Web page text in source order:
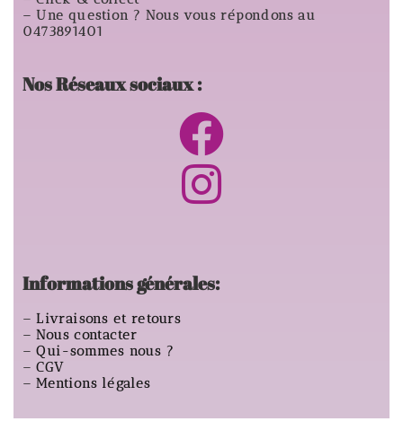
– Une question ? Nous vous répondons au
0473891401
Nos Réseaux sociaux :
Informations générales:
–Livraisons et retours
–Nous contacter
–Qui-sommes nous ?
–CGV
–Mentions légales